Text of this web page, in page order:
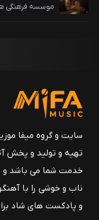
موسسه فرهنگی
تهیه و تولید و پخش
خدمت شما می باشد و
ناب و خوشی را با
و پادکست های شاد